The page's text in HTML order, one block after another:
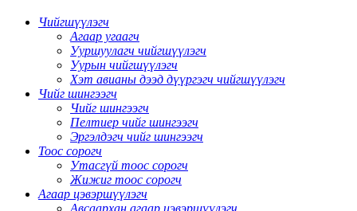
Чийгшүүлэгч
Агаар угаагч
Ууршуулагч чийгшүүлэгч
Уурын чийгшүүлэгч
Хэт авианы дээд дүүргэгч чийгшүүлэгч
Чийг шингээгч
Чийг шингээгч
Пелтиер чийг шингээгч
Эргэлдэгч чийг шингээгч
Тоос сорогч
Утасгүй тоос сорогч
Жижиг тоос сорогч
Агаар цэвэршүүлэгч
Авсаархан агаар цэвэршүүлэгч